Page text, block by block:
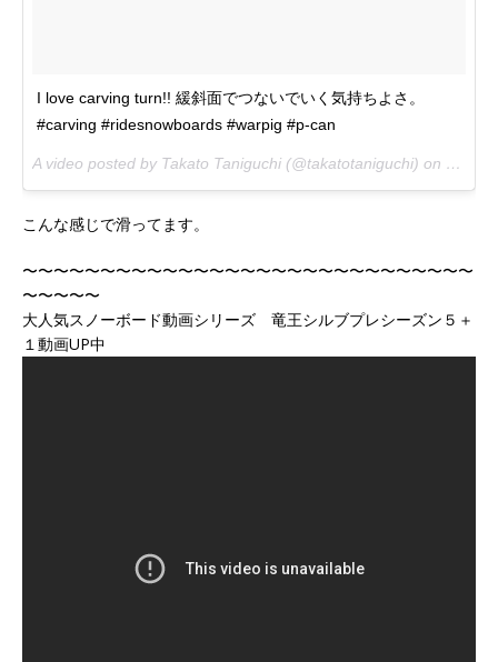
I love carving turn!! 緩斜面でつないでいく気持ちよさ。
#carving #ridesnowboards #warpig #p-can
A video posted by Takato Taniguchi (@takatotaniguchi) on
Jan 8,
こんな感じで滑ってます。
〜〜〜〜〜〜〜〜〜〜〜〜〜〜〜〜〜〜〜〜〜〜〜〜〜〜〜〜〜
〜〜〜〜〜
大人気スノーボード動画シリーズ 竜王シルブプレシーズン５＋
１動画UP中